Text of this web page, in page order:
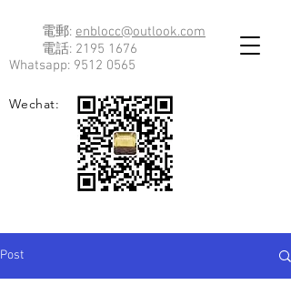
電郵: enblocc@outlook.com
電話: 2195 1676
Whatsapp: 9512 0565
Wechat:
Post